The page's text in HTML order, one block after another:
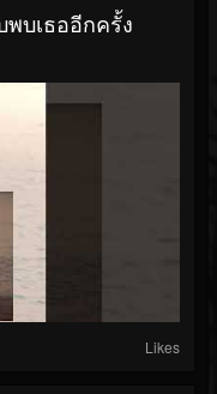
บเธออีกครั้ง
Likes